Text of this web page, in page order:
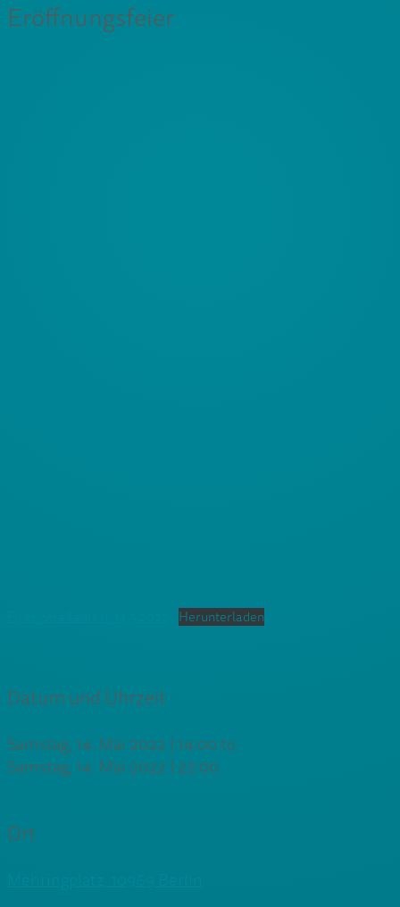
Eröffnungsfeier
Herunterladen
Datum und Uhrzeit
Samstag, 14. Mai 2022 | 14:00 to
Samstag, 14. Mai 2022 | 22:00
Ort